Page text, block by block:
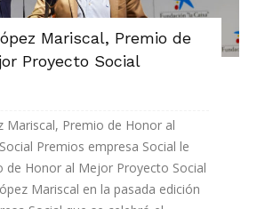
Mariscal, Premio de
Proyecto Social
Mariscal, Premio de Honor al
Premios empresa Social le
de Honor al Mejor Proyecto Social
Mariscal en la pasada edición